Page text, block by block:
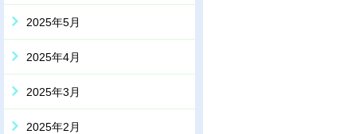
2025年5月
2025年4月
2025年3月
2025年2月